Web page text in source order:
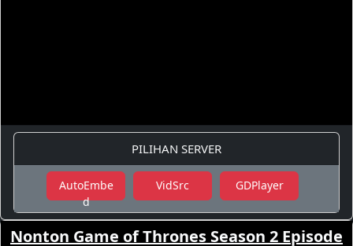
PILIHAN SERVER
AutoEmbe
d
VidSrc GDPlayer
Nonton Game of Thrones Season 2 Episode